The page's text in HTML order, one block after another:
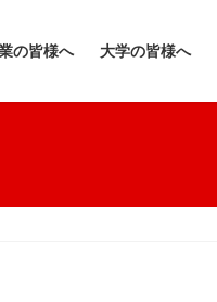
の皆様へ 大学の皆様へ